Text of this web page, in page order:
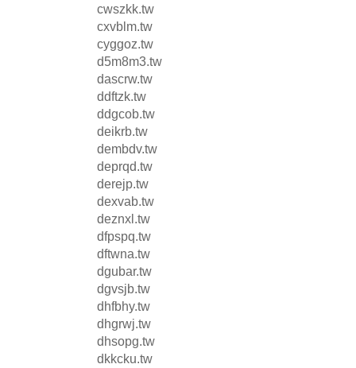
cwszkk.tw
cxvblm.tw
cyggoz.tw
d5m8m3.tw
dascrw.tw
ddftzk.tw
ddgcob.tw
deikrb.tw
dembdv.tw
deprqd.tw
derejp.tw
dexvab.tw
deznxl.tw
dfpspq.tw
dftwna.tw
dgubar.tw
dgvsjb.tw
dhfbhy.tw
dhgrwj.tw
dhsopg.tw
dkkcku.tw